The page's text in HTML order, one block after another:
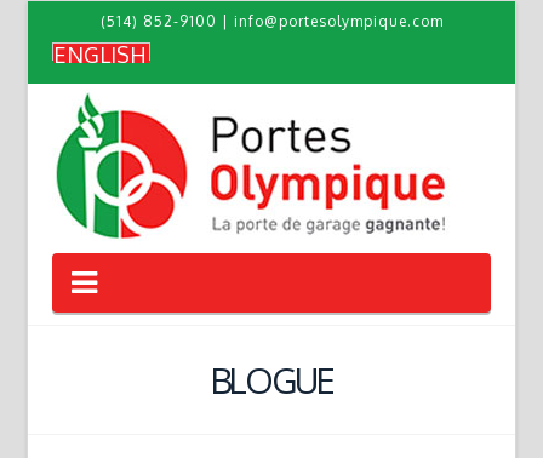
(514) 852-9100 info@portesolympique.com
ENGLISH
Navigation
BLOGUE